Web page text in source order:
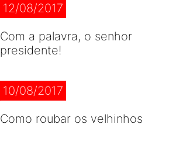
12/08/2017
Com a palavra, o senhor
presidente!
10/08/2017
Como roubar os velhinhos